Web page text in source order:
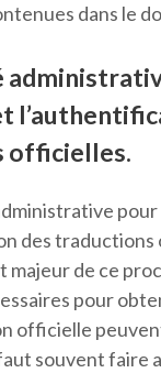
dans le
officielles.
des
majeur de ce
pour
officielle
souvent faire